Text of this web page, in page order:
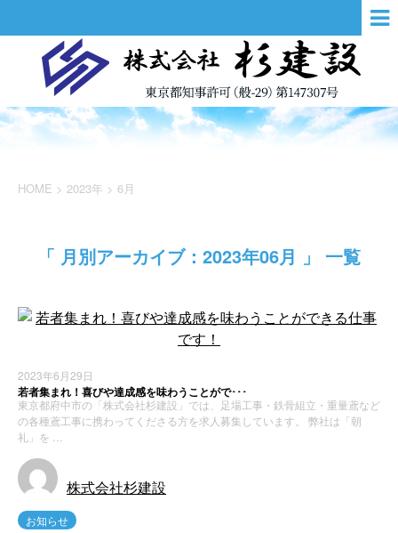
HOME > 2023年 > 6月
「 月別アーカイブ：2023年06月 」 一覧
2023年6月29日
若者集まれ！喜びや達成感を味わうことがで･･･
東京都府中市の「株式会社杉建設」では、足場工事・鉄骨組立・重量鳶など
の各種鳶工事に携わってくださる方を求人募集しています。 弊社は「朝
礼」を …
株式会社杉建設
お知らせ